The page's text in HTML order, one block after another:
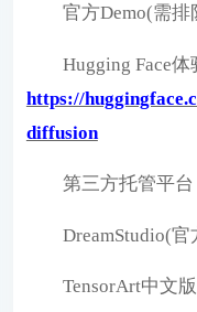
官方Demo(需排
Hugging Face体
https://
diffusion
第三方托管平台
DreamStudio(
TensorArt中文